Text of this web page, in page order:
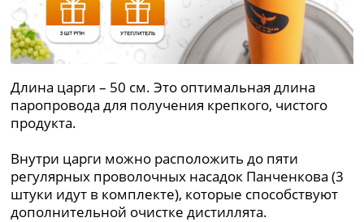
Длина царги – 50 см. Это оптимальная длина
паропровода для получения крепкого, чистого
продукта.
Внутри царги можно расположить до пяти
регулярных проволочных насадок Панченкова (3
штуки идут в комплекте), которые способствуют
дополнительной очистке дистиллята.